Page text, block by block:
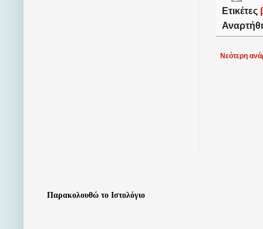
Ετικέτες
Νεότερη
Παρακολουθώ το Ιστολόγιο